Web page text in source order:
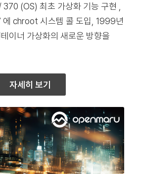
(OS) 최초 가상화 기능 구현 ,
chroot 시스템 콜 도입, 1999년
이너 가상화의 새로운 방향을
자세히 보기